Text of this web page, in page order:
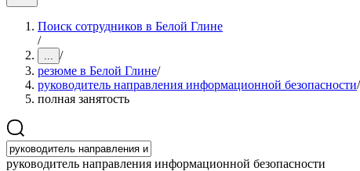
Поиск сотрудников в Белой Глине
/
... /
резюме в Белой Глине/
руководитель направления информационной безопасности/
полная занятость
руководитель направления информационной безопасности